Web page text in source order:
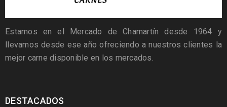
Estamos en el Mercado de Chamartín desde 1964 y
llevamos desde ese año ofreciendo a nuestros clientes la
mejor carne disponible en los mercados.
DESTACADOS